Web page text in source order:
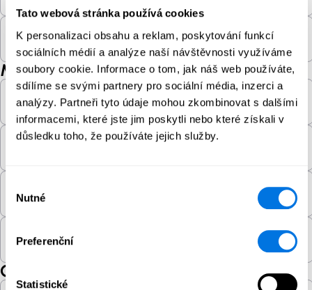
Tato webová stránka používá cookies
K personalizaci obsahu a reklam, poskytování funkcí
sociálních médií a analýze naší návštěvnosti využíváme
soubory cookie. Informace o tom, jak náš web používáte,
sdílíme se svými partnery pro sociální média, inzerci a
analýzy. Partneři tyto údaje mohou zkombinovat s dalšími
informacemi, které jste jim poskytli nebo které získali v
důsledku toho, že používáte jejich služby.
souhlasu
Nutné
Preferenční
Statistické
Kyberšikana
M
Malformace
Milostný podvod
Misinformace
O